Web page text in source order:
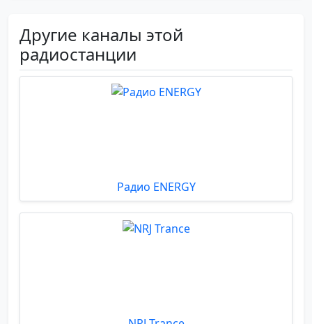
Другие каналы этой
радиостанции
Радио ENERGY